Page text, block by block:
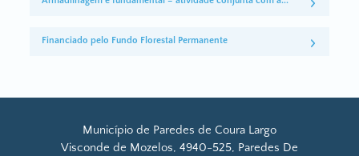
Financiado pelo Fundo Florestal Permanente
Município de Paredes de Coura Largo
Visconde de Mozelos, 4940-525, Paredes De